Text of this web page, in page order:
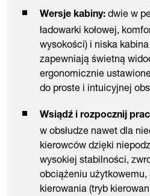
Wersje kabiny: dwie w
ładowarki kołowej,
wysokości) i niska
zapewniają świetną
ergonomicznie
do proste i intuicyjnej
Wsiądź i rozpocznij
w obsłudze nawet dla
kierowców dzięki
wysokiej stabilności,
obciążeniu
kierowania (tryb